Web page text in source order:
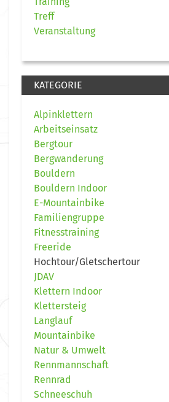
Treff
Veranstaltung
KATEGORIE
Alpinklettern
Arbeitseinsatz
Bergtour
Bergwanderung
Bouldern
Bouldern Indoor
E-Mountainbike
Familiengruppe
Fitnesstraining
Freeride
Hochtour/Gletschertour
JDAV
Klettern Indoor
Klettersteig
Langlauf
Mountainbike
Natur & Umwelt
Rennmannschaft
Rennrad
Schneeschuh